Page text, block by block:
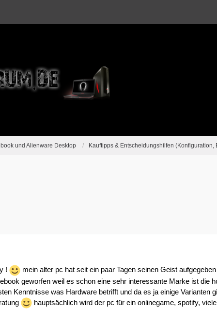
und Alienware Desktop Kauftipps & Entscheidungshilfen (Konfiguration,
!
mein alter pc hat seit ein paar Tagen seinen Geist
geworfen weil es schon eine sehr interessante Marke ist die
Kenntnisse was Hardware betrifft und da es ja einige Varianten
hauptsächlich wird der pc für ein onlinegame, spotify,